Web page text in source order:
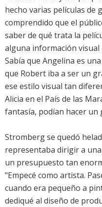
hecho varias películas de
comprendido que el
saber de qué trata la
alguna información
Sabía que Angelina es
que Robert iba a ser un
ese estilo visual tan
Alicia en el País de las
fantasía, podían hacer
Stromberg se quedó
representaba dirigir a
un presupuesto tan
"Empecé como artista.
cuando era pequeño a
dediqué al diseño de